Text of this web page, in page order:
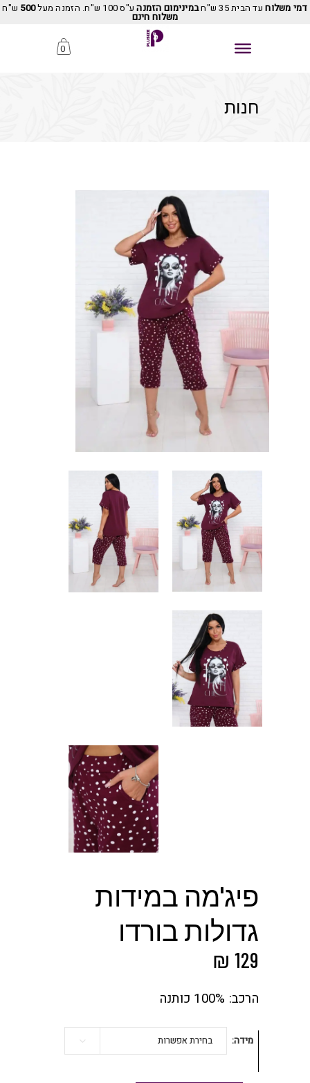
דמי משלוחעד הבית 35 ש"ח במינימום הזמנהע"ס 100 ש"ח. הזמנה מעל 500 ש"ח
משלוח חינם
0
חנות
פיג'מה במידות
גדולות בורדו
₪ 129
הרכב: 100% כותנה
מידה בחירת אפשרות